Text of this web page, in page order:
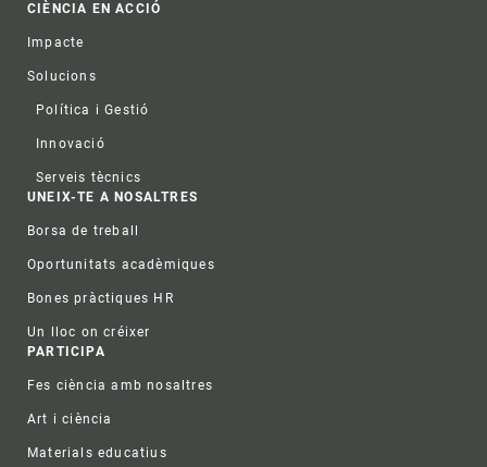
CIÈNCIA EN ACCIÓ
Impacte
Solucions
Política i Gestió
Innovació
Serveis tècnics
UNEIX-TE A NOSALTRES
Borsa de treball
Oportunitats acadèmiques
Bones pràctiques HR
Un lloc on créixer
PARTICIPA
Fes ciència amb nosaltres
Art i ciència
Materials educatius